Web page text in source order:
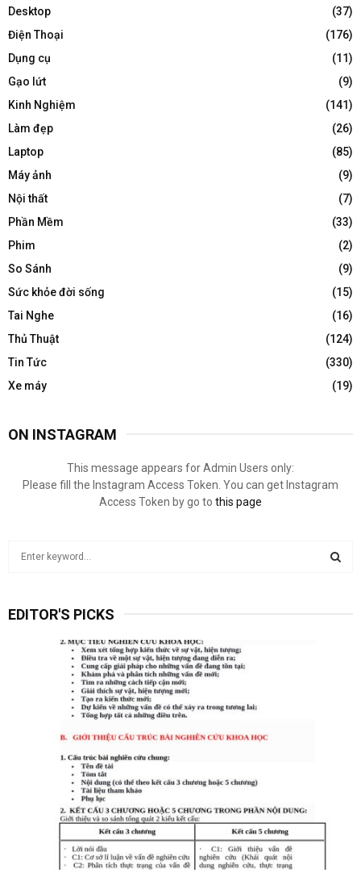
Desktop
(37)
Điện Thoại
(176)
Dụng cụ
(11)
Gạo lứt
(9)
Kinh Nghiệm
(141)
Làm đẹp
(26)
Laptop
(85)
Máy ảnh
(9)
Nội thất
(7)
Phần Mềm
(33)
Phim
(2)
So Sánh
(9)
Sức khỏe đời sống
(15)
Tai Nghe
(16)
Thủ Thuật
(124)
Tin Tức
(330)
Xe máy
(19)
ON INSTAGRAM
This message appears for Admin Users only:
Please fill the Instagram Access Token. You can get Instagram
Access Token by go to this page
c
EDITOR'S PICKS